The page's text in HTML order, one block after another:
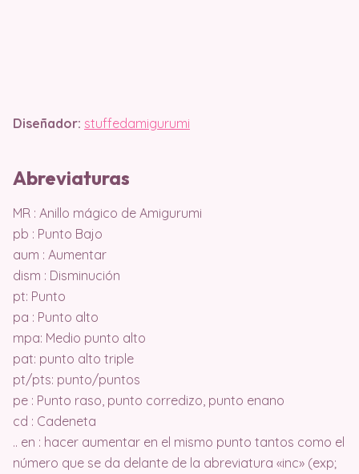
Diseñador: stuffedamigurumi
Abreviaturas
MR : Anillo mágico de Amigurumi
pb : Punto Bajo
aum : Aumentar
dism : Disminución
pt: Punto
pa : Punto alto
mpa: Medio punto alto
pat: punto alto triple
pt/pts: punto/puntos
pe : Punto raso, punto corredizo, punto enano
cd : Cadeneta
.. en : hacer aumentar en el mismo punto tantos como el
número que se da delante de la abreviatura «inc» (exp;